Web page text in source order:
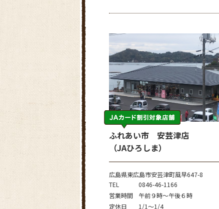
ふれあい市 安芸津店
（JAひろしま）
広島県東広島市安芸津町風早647-8
TEL
0846-46-1166
営業時間
午前９時～午後６時
定休日
1/1～1/4